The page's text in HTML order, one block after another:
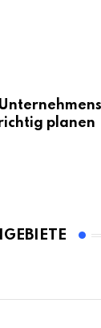
planen